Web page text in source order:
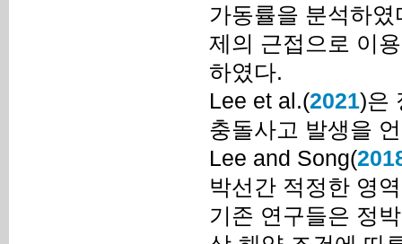
가동률을 분석하
제의 근접으로 이
하였다.
Lee et al.(2021)은
충돌사고 발생을
Lee and Song(
박선간 적정한 영
기존 연구들은 정